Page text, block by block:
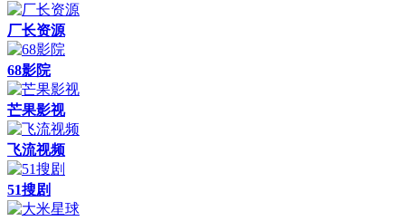
厂长资源
68影院
芒果影视
飞流视频
51搜剧